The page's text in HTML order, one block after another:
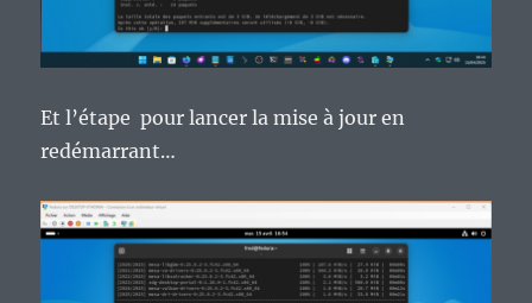
Et l’étape pour lancer la mise à jour en
redémarrant…